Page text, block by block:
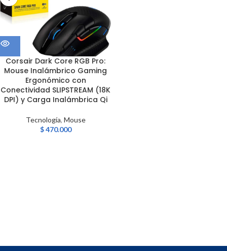
Corsair Dark Core RGB Pro:
Mouse Inalámbrico Gaming
Ergonómico con
Conectividad SLIPSTREAM (18K
DPI) y Carga Inalámbrica Qi
Tecnología, Mouse
$470.000